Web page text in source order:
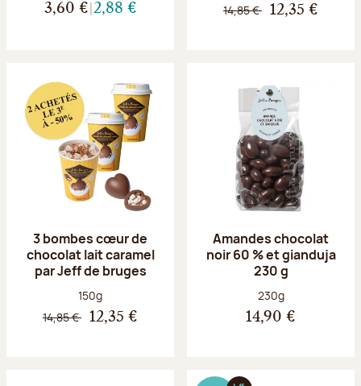
3,60 € 2,88 €
14,85 € 12,35 €
3 bombes cœur de
chocolat lait caramel
par Jeff de bruges
Poids net :
150g
14,85 € 12,35 €
Amandes chocolat
noir 60 % et gianduja
230 g
Poids net :
230g
14,90 €